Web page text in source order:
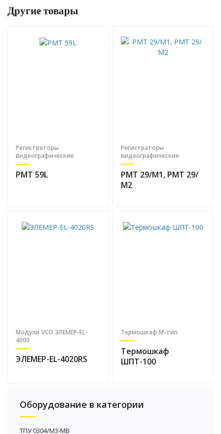
Другие товары
Регистраторы
видеографические
РМТ 59L
Регистраторы
видеографические
РМТ 29/М1, РМТ 29/
М2
Модули УСО ЭЛЕМЕР-EL-
4000
ЭЛЕМЕР-EL-4020RS
Термошкаф М-тип
Термошкаф
ШПТ-100
Оборудование в категории
ТПУ 0304/М3-MB